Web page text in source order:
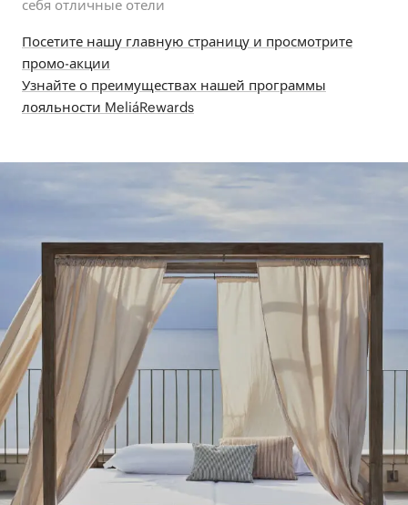
себя отличные отели
Посетите нашу главную страницу и просмотрите
промо-акции
Узнайте о преимуществах нашей программы
лояльности MeliáRewards